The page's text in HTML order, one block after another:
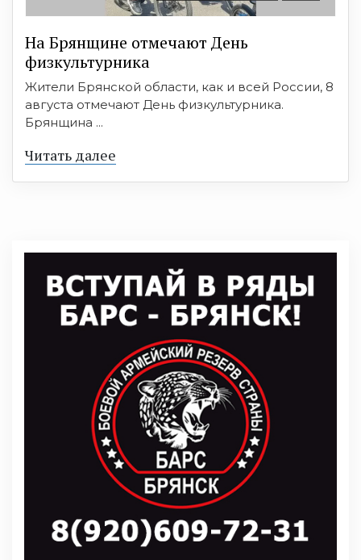
На Брянщине отмечают День
физкультурника
Жители Брянской области, как и всей России, 8
августа отмечают День физкультурника.
Брянщина ...
Читать далее